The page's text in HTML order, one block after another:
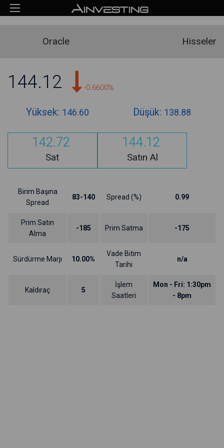
Oracle Hisseler
144.12 -0.6600%
Yüksek: 146.60 Düşük: 138.88
142.72
Sat
144.12
Satın Al
Birim Başına
Spread
83-140 Spread (%) 0.99
Prim Satın
Alma
-185 Prim Satma -175
Sürdürme Marjı 10.00%
Vade Bitim
Tarihi
n/a
Kaldıraç 5
İşlem
Saatleri
Mon - Fri: 1:30pm
- 8pm